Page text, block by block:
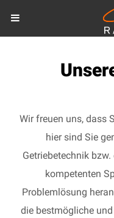
Wir freuen uns, dass
hier sind Sie
Getriebetechnik
kompetenten
Problemlösung
die bestmögliche